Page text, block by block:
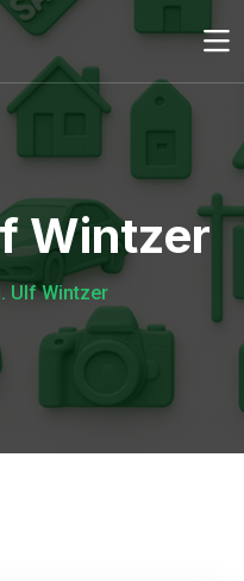
Wintzer
Ulf Wintzer